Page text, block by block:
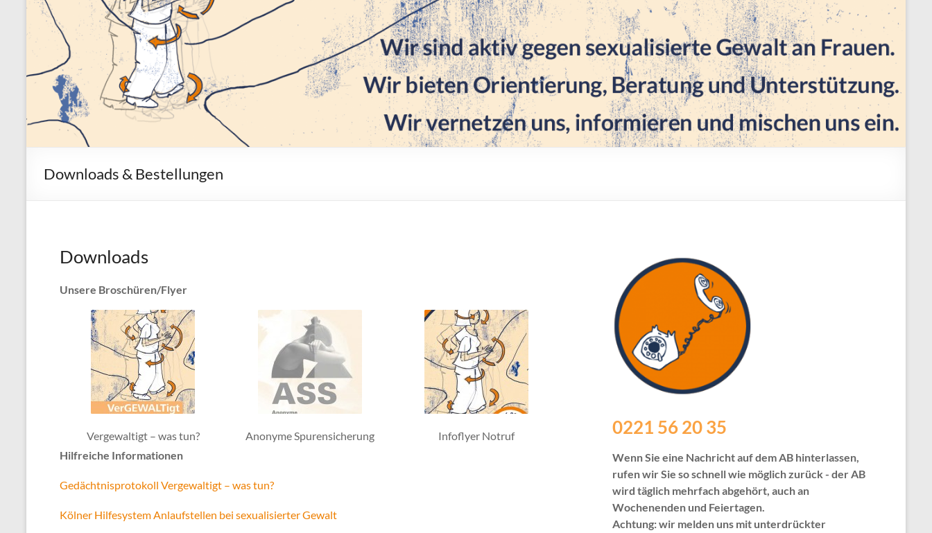
Downloads & Bestellungen
Downloads
Unsere Broschüren/Flyer
Vergewaltigt – was tun? Anonyme Spurensicherung
Infoflyer Notruf
Hilfreiche Informationen
Gedächtnisprotokoll Vergewaltigt – was tun?
Kölner Hilfesystem Anlaufstellen bei sexualisierter Gewalt
0221 56 20 35
Wenn Sie eine Nachricht auf dem AB hinterlassen,
rufen wir Sie so schnell wie möglich zurück - der AB
wird täglich mehrfach abgehört, auch an
Wochenenden und Feiertagen.
Achtung: wir melden uns mit unterdrückter